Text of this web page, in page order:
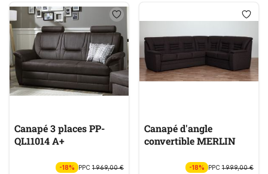
Canapé 3 places PP-
QL11014 A+
-18% PPC 1 969,00 €
Canapé d'angle
convertible MERLIN
-18% PPC1 999,00 €